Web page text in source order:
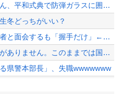
【悲報】高市早苗さん、平和式典で防弾ガラスに囲われながらスピーチ
冬どっちがいい？
高市総理、被爆体験者と面会するも「握手だけ」←何のために会うんだよ…
国連事務総長「お金がありません。このままでは国連が完全崩壊します。助けて下さい」
県警本部長」、失職wwwwwww